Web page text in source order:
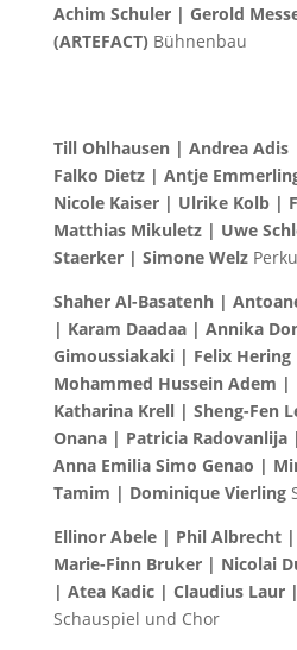
Achim Schuler | Gerold
(ARTEFACT) Bühnenbau
Till Ohlhausen | Andrea
Falko Dietz | Antje
Nicole Kaiser | Ulrike Kolb |
Matthias Mikuletz | Uwe
Staerker | Simone Welz
Shaher Al-Basatenh |
| Karam Daadaa | Annika
Gimoussiakaki | Felix
Mohammed Hussein Adem |
Katharina Krell | Sheng-Fen
Onana | Patricia Radovanlija
Anna Emilia Simo Genao |
Tamim | Dominique Vierling
Ellinor Abele | Phil Albrecht
Marie-Finn Bruker | Nicolai
| Atea Kadic | Claudius Laur
Schauspiel und Chor